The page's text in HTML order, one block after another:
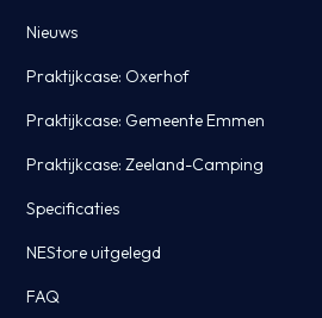
Nieuws
Praktijkcase: Oxerhof
Praktijkcase: Gemeente Emmen
Praktijkcase: Zeeland-Camping
Specificaties
NEStore uitgelegd
FAQ